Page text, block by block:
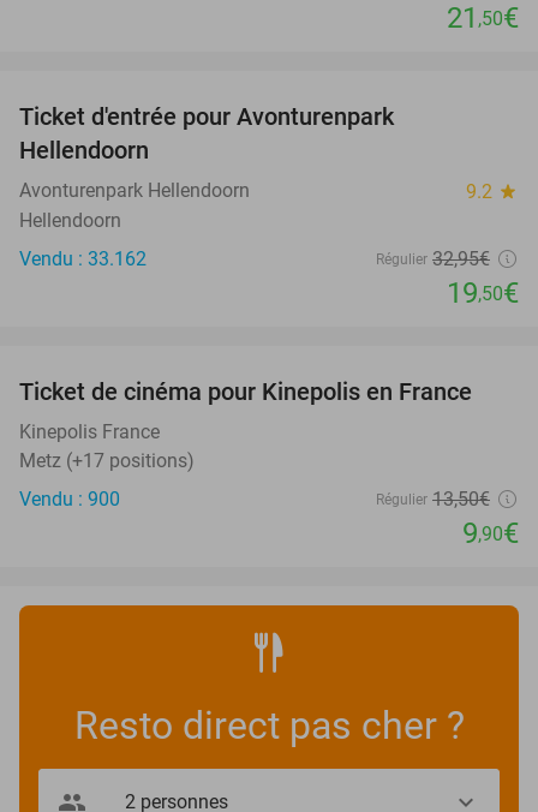
21 ,50€
Ticket d'entrée pour Avonturenpark
Hellendoorn
Avonturenpark Hellendoorn 9.2 star
Hellendoorn
Vendu : 33.162
Régulier 32,95€
19,50€
27%
OUT
Ticket de cinéma pour Kinepolis en France
Kinepolis France
Metz (+17 positions)
Vendu : 900
Régulier 13,50€
9,90€
Resto direct pas cher ?